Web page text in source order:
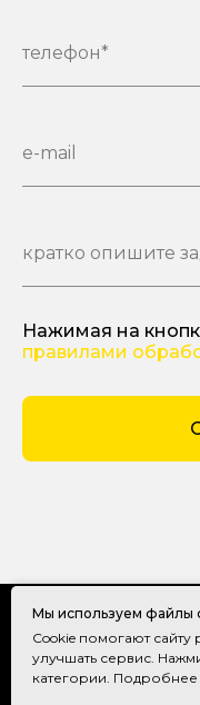
телефон*
e-mail
кратко опишите
Нажимая на
правилами
Мы используем файлы
Cookie помогают сайту
улучшать сервис.
категории.